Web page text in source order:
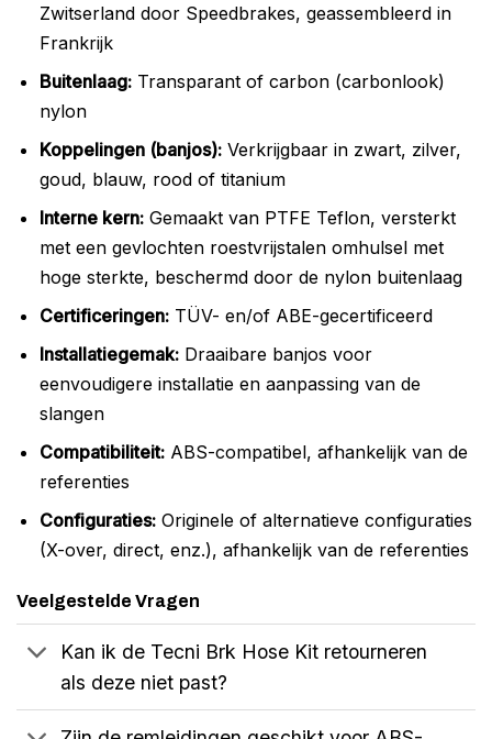
Zwitserland door Speedbrakes, geassembleerd in
Frankrijk
Buitenlaag:Transparant of carbon (carbonlook)
nylon
Koppelingen (banjos):Verkrijgbaar in zwart, zilver,
goud, blauw, rood of titanium
Interne kern:Gemaakt van PTFE Teflon, versterkt
met een gevlochten roestvrijstalen omhulsel met
hoge sterkte, beschermd door de nylon buitenlaag
Certificeringen:TÜV- en/of ABE-gecertificeerd
Installatiegemak:Draaibare banjos voor
eenvoudigere installatie en aanpassing van de
slangen
Compatibiliteit:ABS-compatibel, afhankelijk van de
referenties
Configuraties:Originele of alternatieve configuraties
(X-over, direct, enz.), afhankelijk van de referenties
Veelgestelde Vragen
Kan ik de Tecni Brk Hose Kit retourneren
als deze niet past?